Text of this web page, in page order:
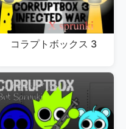
コラプトボックス 3